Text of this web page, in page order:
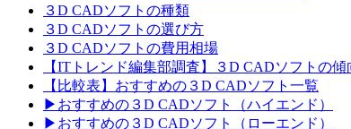
３D CADソフトの種類
３D CADソフトの選び方
３D CADソフトの費用相場
【ITトレンド編集部調査】３D CADソフトの傾
【比較表】おすすめの３D CADソフト一覧
▶おすすめの３D CADソフト（ハイエンド）
▶おすすめの３D CADソフト（ローエンド）